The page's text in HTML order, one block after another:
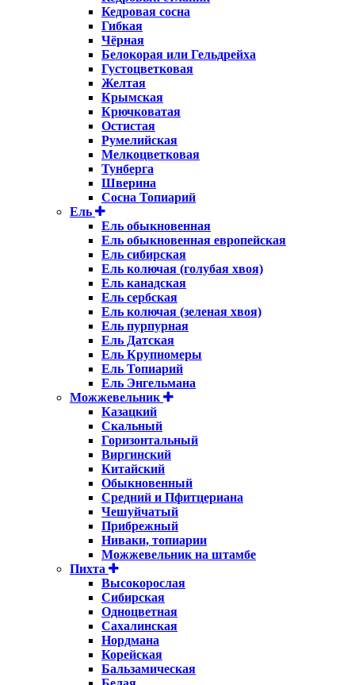
Кедровая сосна
Гибкая
Чёрная
Белокорая или Гельдрейха
Густоцветковая
Желтая
Крымская
Крючковатая
Остистая
Румелийская
Мелкоцветковая
Тунберга
Шверина
Сосна Топиарий
Ель
Ель обыкновенная
Ель обыкновенная европейская
Ель сибирская
Ель колючая (голубая хвоя)
Ель канадская
Ель сербская
Ель колючая (зеленая хвоя)
Ель пурпурная
Ель Датская
Ель Крупномеры
Ель Топиарий
Ель Энгельмана
Можжевельник
Казацкий
Скальный
Горизонтальный
Виргинский
Китайский
Обыкновенный
Средний и Пфитцериана
Чешуйчатый
Прибрежный
Ниваки, топиарии
Можжевельник на штамбе
Пихта
Высокорослая
Сибирская
Одноцветная
Сахалинская
Нордмана
Корейская
Бальзамическая